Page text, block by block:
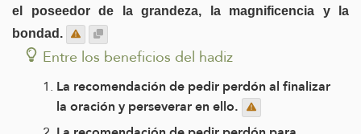
el poseedor de la grandeza, la magnificencia y la
bondad.
Entre los beneficios del hadiz
La recomendación de pedir perdón al finalizar
la oración y perseverar en ello.